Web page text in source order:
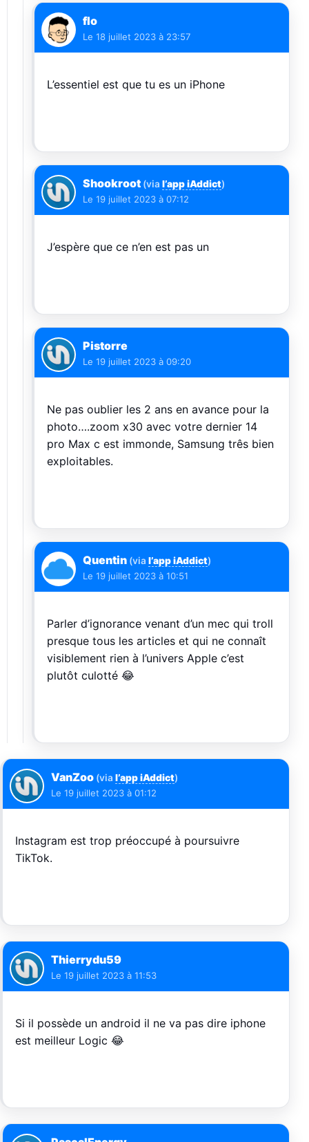
flo
Le 18 juillet 2023 à 23:57
L’essentiel est que tu es un iPhone
Shookroot (via l’app iAddict)
Le 19 juillet 2023 à 07:12
J’espère que ce n’en est pas un
Pistorre
Le 19 juillet 2023 à 09:20
Ne pas oublier les 2 ans en avance pour la
photo….zoom x30 avec votre dernier 14
pro Max c est immonde, Samsung três bien
exploitables.
Quentin (via l’app iAddict)
Le 19 juillet 2023 à 10:51
Parler d’ignorance venant d’un mec qui troll
presque tous les articles et qui ne connaît
visiblement rien à l’univers Apple c’est
plutôt culotté 😂
VanZoo (via l’app iAddict)
Le 19 juillet 2023 à 01:12
Instagram est trop préoccupé à poursuivre
TikTok.
Thierrydu59
Le 19 juillet 2023 à 11:53
Si il possède un android il ne va pas dire iphone
est meilleur Logic 😂